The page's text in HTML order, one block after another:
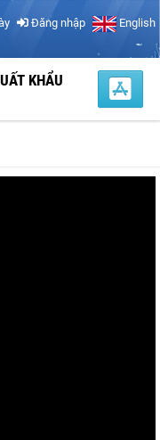
Đăng nhập English
KHẨU